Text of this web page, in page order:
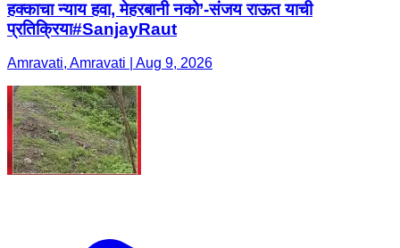
हक्काचा न्याय हवा, मेहरबानी नको’-संजय राऊत याची
प्रतिक्रिया#SanjayRaut
Amravati, Amravati | Aug 9, 2026